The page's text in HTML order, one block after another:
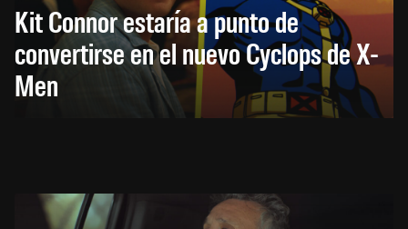
Kit Connor estaría a punto de
convertirse en el nuevo Cyclops de X-
Men